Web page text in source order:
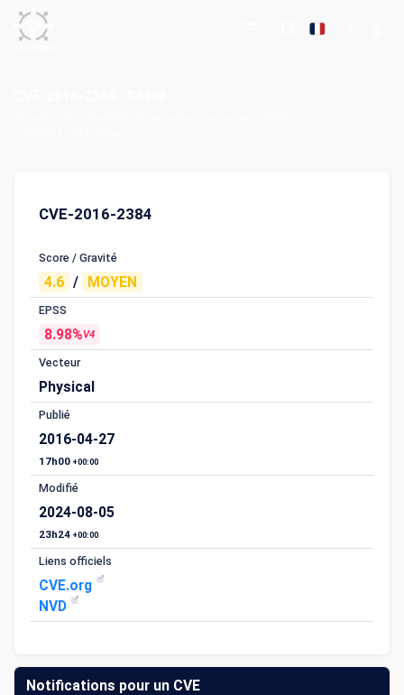
CVE-2016-2384
Score / Gravité
4.6 / MOYEN
EPSS
8.98%V4
Vecteur
Physical
Publié
2016-04-27
17h00 +00:00
Modifié
2024-08-05
23h24 +00:00
Liens officiels
CVE.org
NVD
Notifications pour un CVE